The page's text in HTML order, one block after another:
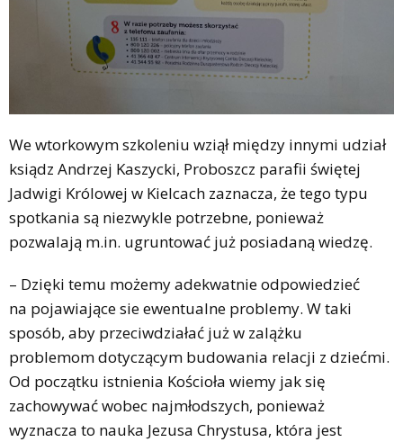
We wtorkowym szkoleniu wziął między innymi udział
ksiądz Andrzej Kaszycki, Proboszcz parafii świętej
Jadwigi Królowej w Kielcach zaznacza, że tego typu
spotkania są niezwykle potrzebne, ponieważ
pozwalają m.in. ugruntować już posiadaną wiedzę.
– Dzięki temu możemy adekwatnie odpowiedzieć
na pojawiające sie ewentualne problemy. W taki
sposób, aby przeciwdziałać już w zalążku
problemom dotyczącym budowania relacji z dziećmi.
Od początku istnienia Kościoła wiemy jak się
zachowywać wobec najmłodszych, ponieważ
wyznacza to nauka Jezusa Chrystusa, która jest